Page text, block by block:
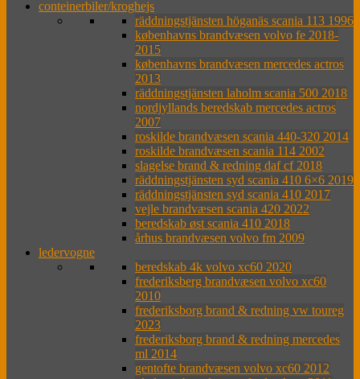
conteinerbiler/kroghejs
räddningstjänsten höganäs scania 113 1996
københavns brandvæsen volvo fe 2018-
2015
københavns brandvæsen mercedes actros
2013
räddningstjänsten laholm scania 500 2018
nordjyllands beredskab mercedes actros
2007
roskilde brandvæsen scania 440-320 2014
roskilde brandvæsen scania 114 2002
slagelse brand & redning daf cf 2018
räddningstjänsten syd scania 410 6×6 2019
räddningstjänsten syd scania 410 2017
vejle brandvæsen scania 420 2022
beredskab øst scania 410 2018
århus brandvæsen volvo fm 2009
ledervogne
beredskab 4k volvo xc60 2020
frederiksberg brandvæsen volvo xc60
2010
frederiksborg brand & redning vw toureg
2023
frederiksborg brand & redning mercedes
ml 2014
gentofte brandvæsen volvo xc60 2012